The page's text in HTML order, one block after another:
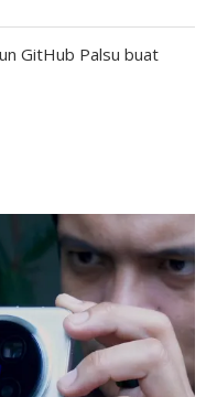
GitHub Palsu buat